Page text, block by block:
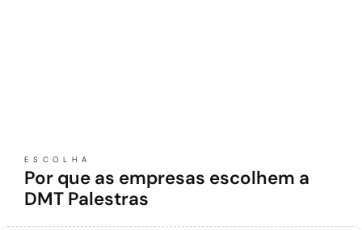
ESCOLHA
Por que as empresas escolhem a
DMT Palestras